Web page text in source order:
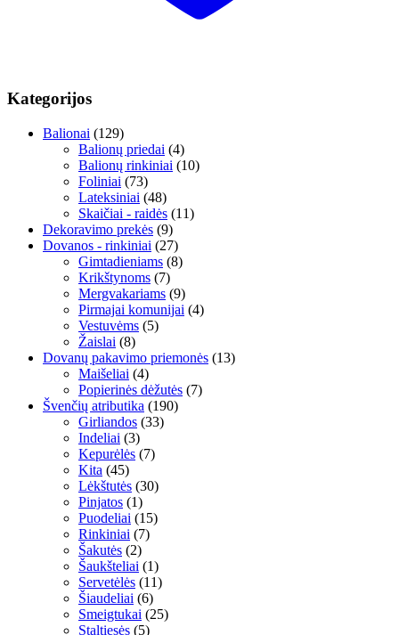
Kategorijos
Balionai (129)
Balionų priedai (4)
Balionų rinkiniai (10)
Foliniai (73)
Lateksiniai (48)
Skaičiai - raidės (11)
Dekoravimo prekės (9)
Dovanos - rinkiniai (27)
Gimtadieniams (8)
Krikštynoms (7)
Mergvakariams (9)
Pirmajai komunijai (4)
Vestuvėms (5)
Žaislai (8)
Dovanų pakavimo priemonės (13)
Maišeliai (4)
Popierinės dėžutės (7)
Švenčių atributika (190)
Girliandos (33)
Indeliai (3)
Kepurėlės (7)
Kita (45)
Lėkštutės (30)
Pinjatos (1)
Puodeliai (15)
Rinkiniai (7)
Šakutės (2)
Šaukšteliai (1)
Servetėlės (11)
Šiaudeliai (6)
Smeigtukai (25)
Staltiesės (5)